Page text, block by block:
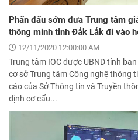
Phấn đấu sớm đưa Trung tâm
thông minh tỉnh Đắk Lắk đi vào
12/11/2020 12:00:00 AM
Trung tâm IOC được UBND tỉnh
cơ sở Trung tâm Công nghệ thông
cáo của Sở Thông tin và Truyền
định cơ cấu...